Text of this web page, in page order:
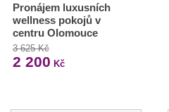
Pronájem luxusních
wellness pokojů v
centru Olomouce
3 625 Kč
2 200 Kč